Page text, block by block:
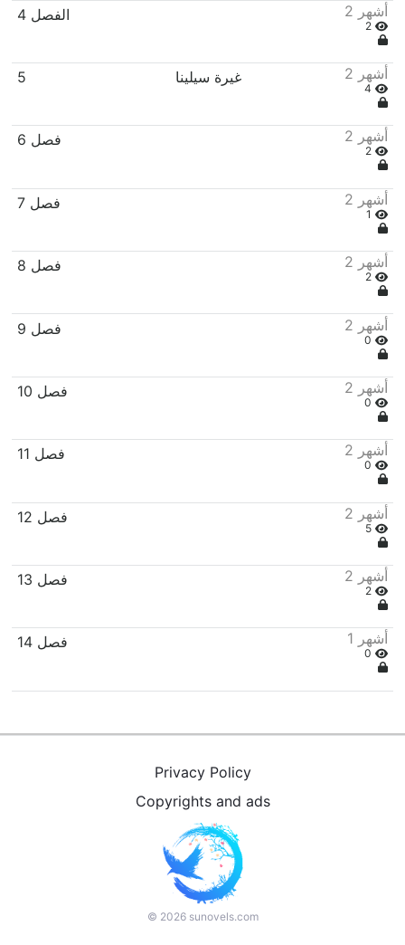
الفصل 4 2 أشهر
2
5 غيرة سيلينا 2 أشهر
4
فصل 6 2 أشهر
2
فصل 7 2 أشهر
1
فصل 8 2 أشهر
2
فصل 9 2 أشهر
0
فصل 10 2 أشهر
0
فصل 11 2 أشهر
0
فصل 12 2 أشهر
5
فصل 13 2 أشهر
2
فصل 14 1 أشهر
0
© 2026 sunovels.com
Privacy Policy
Copyrights and ads